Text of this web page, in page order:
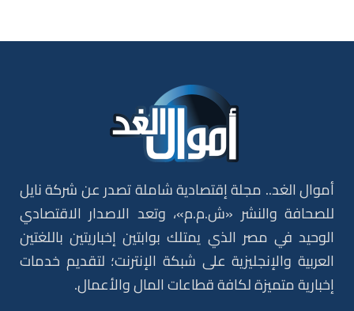
أموال الغد.. مجلة إقتصادية شاملة تصدر عن شركة نايل
للصحافة والنشر «ش.م.م»، وتعد الاصدار الاقتصادي
الوحيد في مصر الذي يمتلك بوابتين إخباريتين باللغتين
العربية والإنجليزية على شبكة الإنترنت؛ لتقديم خدمات